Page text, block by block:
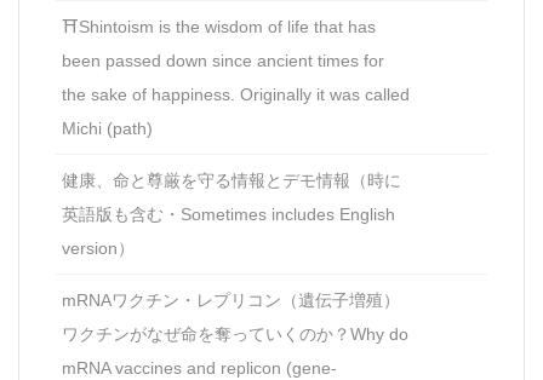
⛩Shintoism is the wisdom of life that has
been passed down since ancient times for
the sake of happiness. Originally it was called
Michi (path)
健康、命と尊厳を守る情報とデモ情報（時に
英語版も含む・Sometimes includes English
version）
mRNAワクチン・レプリコン（遺伝子増殖）
ワクチンがなぜ命を奪っていくのか？Why do
mRNA vaccines and replicon (gene-